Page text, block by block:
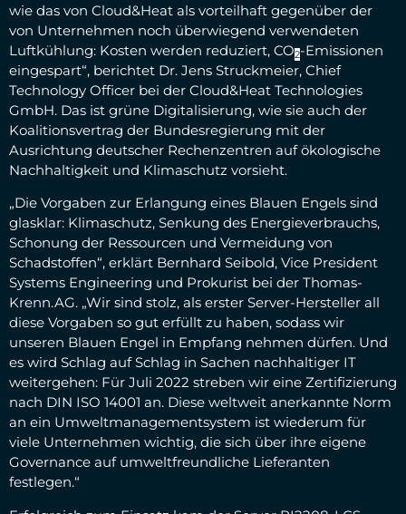
wie das von Cloud&Heat als vorteilhaft gegenüber der
von Unternehmen noch überwiegend verwendeten
Luftkühlung: Kosten werden reduziert, CO2-Emissionen
eingespart“, berichtet Dr. Jens Struckmeier, Chief
Technology Officer bei der Cloud&Heat Technologies
GmbH. Das ist grüne Digitalisierung, wie sie auch der
Koalitionsvertrag der Bundesregierung mit der
Ausrichtung deutscher Rechenzentren auf ökologische
Nachhaltigkeit und Klimaschutz vorsieht.
„Die Vorgaben zur Erlangung eines Blauen Engels sind
glasklar: Klimaschutz, Senkung des Energieverbrauchs,
Schonung der Ressourcen und Vermeidung von
Schadstoffen“, erklärt Bernhard Seibold, Vice President
Systems Engineering und Prokurist bei der Thomas-
Krenn.AG. „Wir sind stolz, als erster Server-Hersteller all
diese Vorgaben so gut erfüllt zu haben, sodass wir
unseren Blauen Engel in Empfang nehmen dürfen. Und
es wird Schlag auf Schlag in Sachen nachhaltiger IT
weitergehen: Für Juli 2022 streben wir eine Zertifizierung
nach DIN ISO 14001 an. Diese weltweit anerkannte Norm
an ein Umweltmanagementsystem ist wiederum für
viele Unternehmen wichtig, die sich über ihre eigene
Governance auf umweltfreundliche Lieferanten
festlegen.“